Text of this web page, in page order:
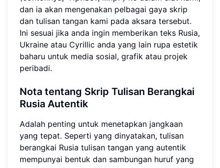
dan ia akan mengenakan pelbagai gaya skrip
dan tulisan tangan kami pada aksara tersebut.
Ini sesuai jika anda ingin memberikan teks Rusia,
Ukraine atau Cyrillic anda yang lain rupa estetik
baharu untuk media sosial, grafik atau projek
peribadi.
Nota tentang Skrip Tulisan Berangkai
Rusia Autentik
Adalah penting untuk menetapkan jangkaan
yang tepat. Seperti yang dinyatakan, tulisan
berangkai Rusia tulisan tangan yang autentik
mempunyai bentuk dan sambungan huruf yang